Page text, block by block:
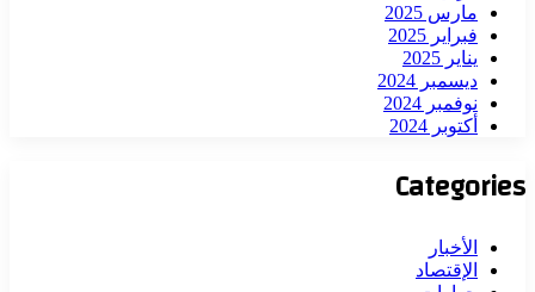
مارس 2025
فبراير 2025
يناير 2025
ديسمبر 2024
نوفمبر 2024
أكتوبر 2024
Categories
الأخبار
الإقتصاد